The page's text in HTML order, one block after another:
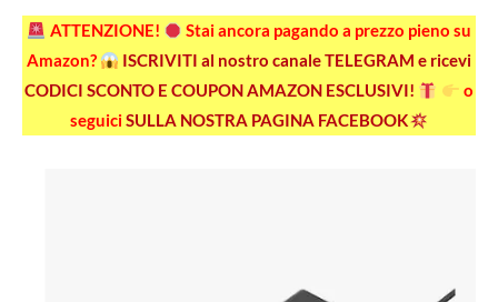
ATTENZIONE!
Stai ancora pagando a prezzo pieno su
Amazon?
ISCRIVITI al nostro canale TELEGRAM e ricevi
CODICI SCONTO E COUPON AMAZON ESCLUSIVI!
o
seguiciSULLA NOSTRA PAGINA FACEBOOK